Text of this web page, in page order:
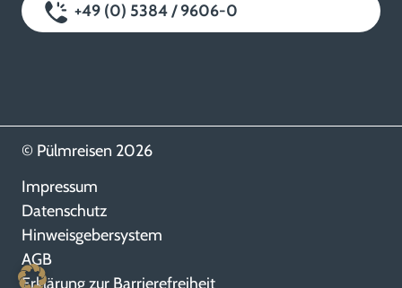
+49 (0) 5384 / 9606-0
© Pülmreisen 2026
Impressum
Datenschutz
Hinweisgebersystem
AGB
Erklärung zur Barrierefreiheit